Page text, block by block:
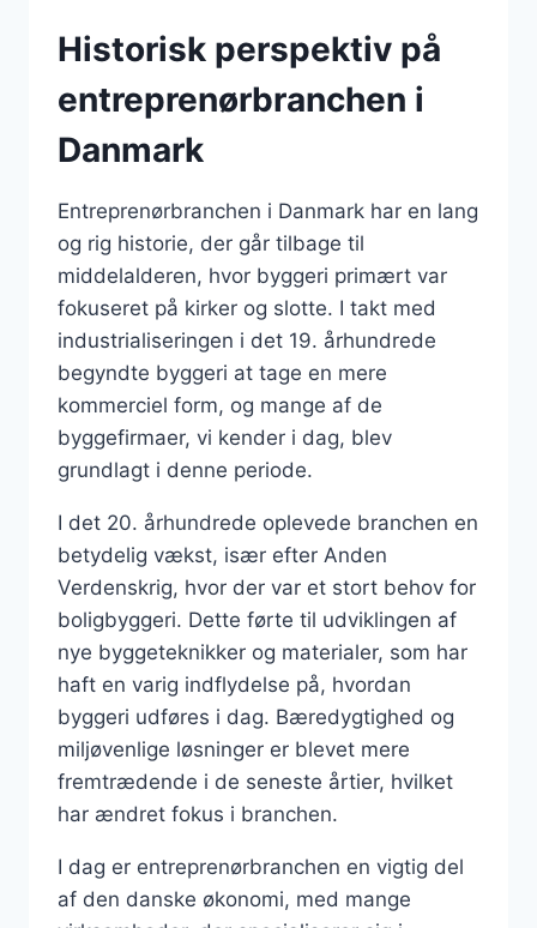
Historisk perspektiv på
entreprenørbranchen i
Danmark
Entreprenørbranchen i Danmark har en lang
og rig historie, der går tilbage til
middelalderen, hvor byggeri primært var
fokuseret på kirker og slotte. I takt med
industrialiseringen i det 19. århundrede
begyndte byggeri at tage en mere
kommerciel form, og mange af de
byggefirmaer, vi kender i dag, blev
grundlagt i denne periode.
I det 20. århundrede oplevede branchen en
betydelig vækst, især efter Anden
Verdenskrig, hvor der var et stort behov for
boligbyggeri. Dette førte til udviklingen af
nye byggeteknikker og materialer, som har
haft en varig indflydelse på, hvordan
byggeri udføres i dag. Bæredygtighed og
miljøvenlige løsninger er blevet mere
fremtrædende i de seneste årtier, hvilket
har ændret fokus i branchen.
I dag er entreprenørbranchen en vigtig del
af den danske økonomi, med mange